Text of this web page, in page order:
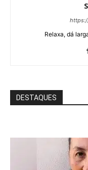
Relaxa, dá
DESTAQUES